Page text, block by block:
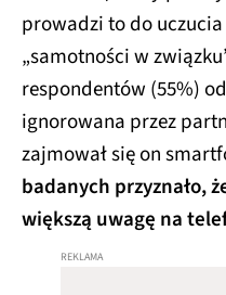
prowadzi to do
„samotności w
respondentów (55%)
ignorowana przez
zajmował się on
badanych przyznało,
większą uwagę na